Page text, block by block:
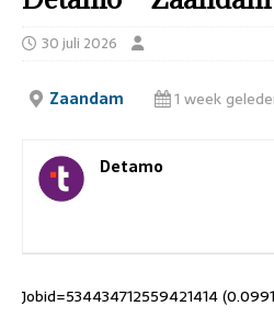
30 juli 2026
Zaandam 1 week
Detamo
Jobid=534434712559421414